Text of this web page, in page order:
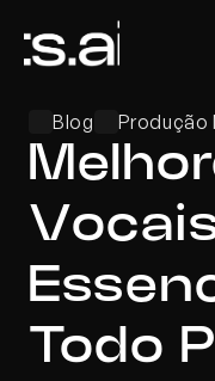
Blog Produção
Todo